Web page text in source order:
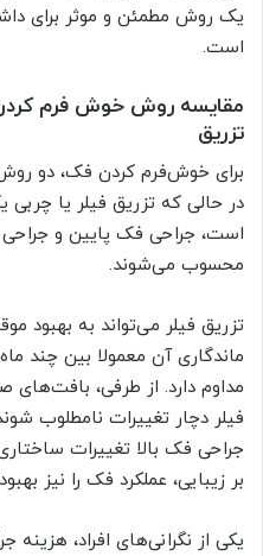
یک روش مطمئن و موثر برای
است.
مقایسه روش خوش فرم کردن
تزریق
برای خوش‌فرم کردن فک، دو روش
در حالی که تزریق فیلر یا
است، جراحی فک پایین و جراحی
محسوب می‌شوند.
تزریق فیلر می‌تواند به بهبود
ماندگاری آن معمولا بین چند
مداوم دارد. از طرفی،
فیلر دچار تغییرات نامطلوب
جراحی فک بالا تغییرات
بر زیبایی، عملکرد فک را نیز
یکی از نگرانی‌های افراد،